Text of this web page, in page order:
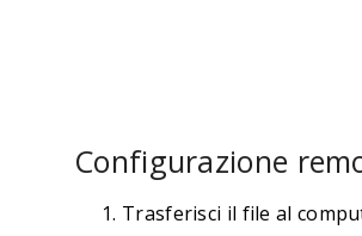
Configurazione
Trasferisci il file al